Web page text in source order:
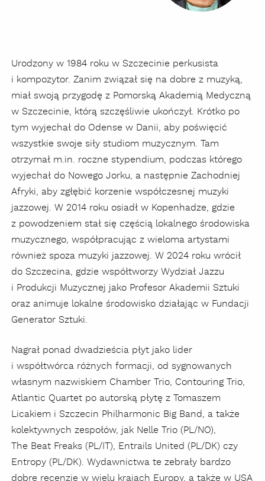
Urodzony w 1984 roku w Szczecinie perkusista
i kompozytor. Zanim związał się na dobre z muzyką,
miał swoją przygodę z Pomorską Akademią Medyczną
w Szczecinie, którą szczęśliwie ukończył. Krótko po
tym wyjechał do Odense w Danii, aby poświęcić
wszystkie swoje siły studiom muzycznym. Tam
otrzymał m.in. roczne stypendium, podczas którego
wyjechał do Nowego Jorku, a następnie Zachodniej
Afryki, aby zgłębić korzenie współczesnej muzyki
jazzowej. W 2014 roku osiadł w Kopenhadze, gdzie
z powodzeniem stał się częścią lokalnego środowiska
muzycznego, współpracując z wieloma artystami
również spoza muzyki jazzowej. W 2024 roku wrócił
do Szczecina, gdzie współtworzy Wydział Jazzu
i Produkcji Muzycznej jako Profesor Akademii Sztuki
oraz animuje lokalne środowisko działając w Fundacji
Generator Sztuki.
Nagrał ponad dwadzieścia płyt jako lider
i współtwórca różnych formacji, od sygnowanych
własnym nazwiskiem Chamber Trio, Contouring Trio,
Atlantic Quartet po autorską płytę z Tomaszem
Licakiem i Szczecin Philharmonic Big Band, a także
kolektywnych zespołów, jak Nelle Trio (PL/NO),
The Beat Freaks (PL/IT), Entrails United (PL/DK) czy
Entropy (PL/DK). Wydawnictwa te zebrały bardzo
dobre recenzje w wielu krajach Europy, a także w USA